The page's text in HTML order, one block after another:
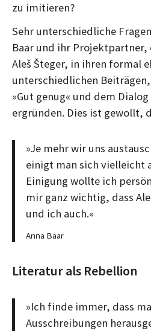
g
zu imitieren?
Sehr unterschiedliche
Baar und ihr Projektpartner,
Aleš Šteger, in ihren formal
unterschiedlichen
»Gut genug« und dem
ergründen. Dies ist gewollt,
»Je mehr wir uns
einigt man sich vielleicht
Einigung wollte ich
mir ganz wichtig, dass
und ich auch.«
Anna Baar
Literatur als Rebellion
»Ich finde immer, dass
Ausschreibungen